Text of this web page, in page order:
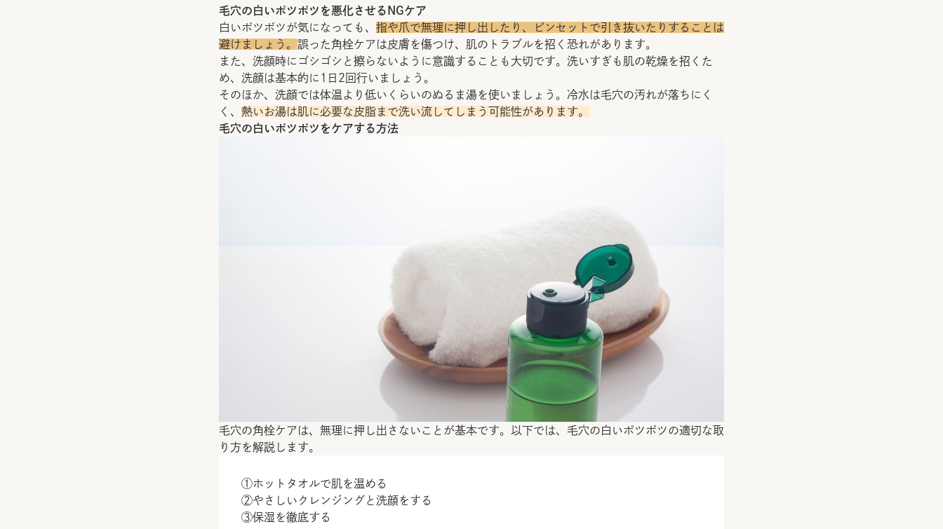
毛穴の白いポツポツを悪化させるNGケア
白いポツポツが気になっても、 指や爪で無理に押し出したり、ピンセットで引き抜いたりすることは
避けましょう。 誤った角栓ケアは皮膚を傷つけ、肌のトラブルを招く恐れがあります。
また、洗顔時にゴシゴシと擦らないように意識することも大切です。洗いすぎも肌の乾燥を招くた
め、洗顔は基本的に1日2回行いましょう。
そのほか、洗顔では体温より低いくらいのぬるま湯を使いましょう。冷水は毛穴の汚れが落ちにく
く、 熱いお湯は肌に必要な皮脂まで洗い流してしまう可能性があります。
毛穴の白いポツポツをケアする方法
毛穴の角栓ケアは、無理に押し出さないことが基本です。以下では、毛穴の白いポツポツの適切な取
り方を解説します。
①ホットタオルで肌を温める
②やさしいクレンジングと洗顔をする
③保湿を徹底する